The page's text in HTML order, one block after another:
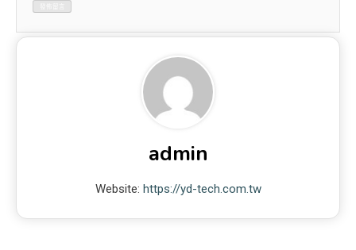
admin
Website: https://yd-tech.com.tw